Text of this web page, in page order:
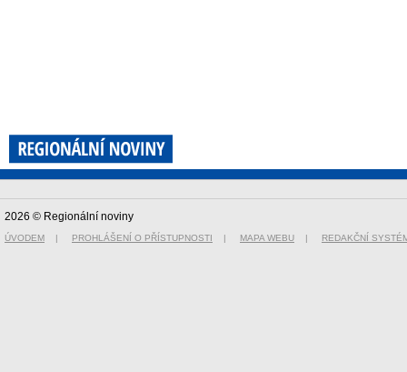
2026 © Regionální noviny
ÚVODEM | PROHLÁŠENÍ O PŘÍSTUPNOSTI | MAPA WEBU | REDAKČNÍ